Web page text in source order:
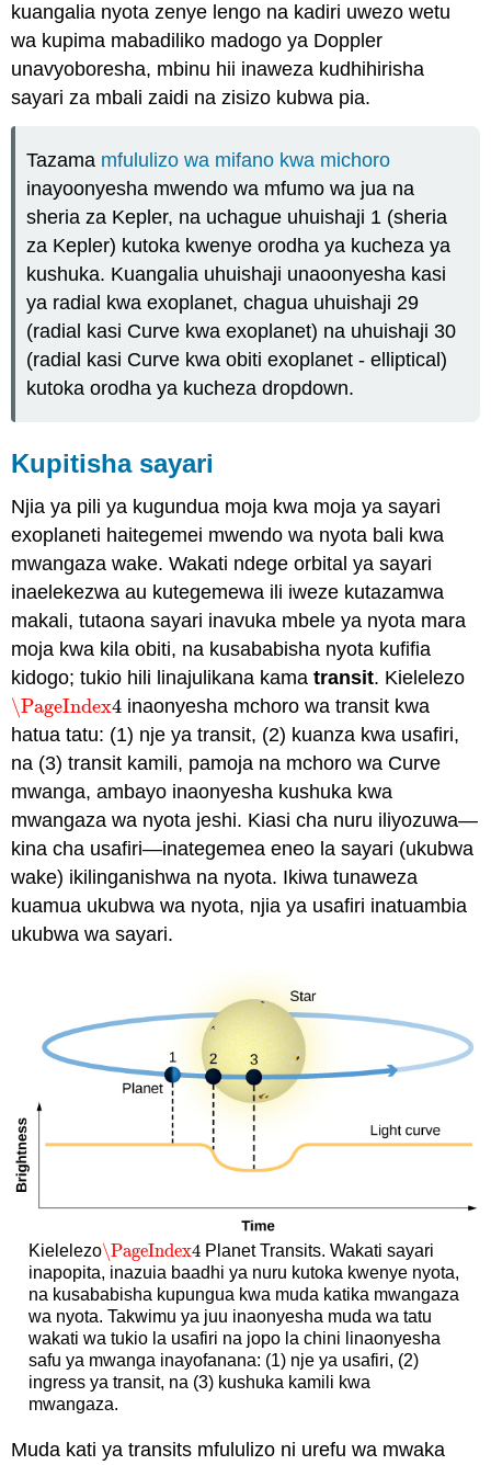
kuangalia nyota zenye lengo na kadiri uwezo wetu
wa kupima mabadiliko madogo ya Doppler
unavyoboresha, mbinu hii inaweza kudhihirisha
sayari za mbali zaidi na zisizo kubwa pia.
Tazama mfululizo wa mifano kwa michoro
inayoonyesha mwendo wa mfumo wa jua na
sheria za Kepler, na uchague uhuishaji 1 (sheria
za Kepler) kutoka kwenye orodha ya kucheza ya
kushuka. Kuangalia uhuishaji unaoonyesha kasi
ya radial kwa exoplanet, chagua uhuishaji 29
(radial kasi Curve kwa exoplanet) na uhuishaji 30
(radial kasi Curve kwa obiti exoplanet - elliptical)
kutoka orodha ya kucheza dropdown.
Kupitisha sayari
Njia ya pili ya kugundua moja kwa moja ya sayari
exoplaneti haitegemei mwendo wa nyota bali kwa
mwangaza wake. Wakati ndege orbital ya sayari
inaelekezwa au kutegemewa ili iweze kutazamwa
makali, tutaona sayari inavuka mbele ya nyota mara
moja kwa kila obiti, na kusababisha nyota kufifia
kidogo; tukio hili linajulikana kamatransit. Kielelezo
\PageIndex4
\PageIndex4 inaonyesha mchoro wa transit kwa
hatua tatu: (1) nje ya transit, (2) kuanza kwa usafiri,
na (3) transit kamili, pamoja na mchoro wa Curve
mwanga, ambayo inaonyesha kushuka kwa
mwangaza wa nyota jeshi. Kiasi cha nuru iliyozuwa—
kina cha usafiri—inategemea eneo la sayari (ukubwa
wake) ikilinganishwa na nyota. Ikiwa tunaweza
kuamua ukubwa wa nyota, njia ya usafiri inatuambia
ukubwa wa sayari.
Kielelezo\PageIndex4
\PageIndex4 Planet Transits. Wakati sayari
inapopita, inazuia baadhi ya nuru kutoka kwenye nyota,
na kusababisha kupungua kwa muda katika mwangaza
wa nyota. Takwimu ya juu inaonyesha muda wa tatu
wakati wa tukio la usafiri na jopo la chini linaonyesha
safu ya mwanga inayofanana: (1) nje ya usafiri, (2)
ingress ya transit, na (3) kushuka kamili kwa
mwangaza.
Muda kati ya transits mfululizo ni urefu wa mwaka